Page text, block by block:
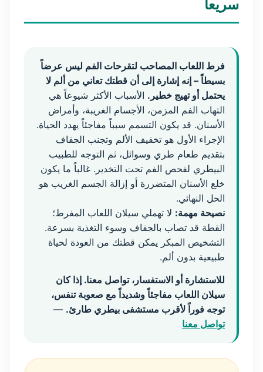
سريعاً
فرط اللعاب المصاحب لتقرحات الفم ليس عرضاً
بسيطاً – إنه إشارة إلى أن قطتك تعاني من ألم لا
يحتمل أو تهيج خطير. الأسباب الأكثر شيوعاً هي
التهاب الفم المزمن، الأجسام الغريبة، وأمراض
الأسنان. قد يكون التسمم سبباً مفاجئاً يهدد الحياة.
الإجراء الأول هو تخفيف الألم وتجنب الجفاف
بتقديم طعام طري وسوائل، ثم التوجه للطبيب
البيطري لفحص الفم تحت التخدير. غالباً ما يكون
خلع الأسنان المتضررة أو إزالة الجسم الغريب هو
الحل النهائي.
نصيحة مهمة: لا تهملي سيلان اللعاب المفرط؛
القطة قد تصاب بالجفاف وسوء التغذية بسرعة.
التشخيص المبكر يمكن قطتك من العودة لحياة
طبيعية بدون ألم.
للاستشارة أو الاستفسار، تواصل معنا. إذا كان
سيلان اللعاب مفاجئاً وشديداً مع صعوبة تنفس،
توجه فوراً لأقرب مستشفى بيطري طارئ. —
تواصل معنا